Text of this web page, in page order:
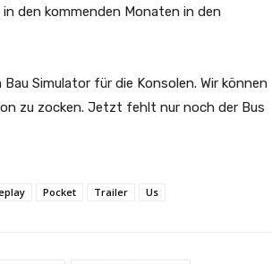
in den kommenden Monaten in den
Simulator für die Konsolen. Wir können
zu zocken. Jetzt fehlt nur noch der Bus
Pocket Trailer Us